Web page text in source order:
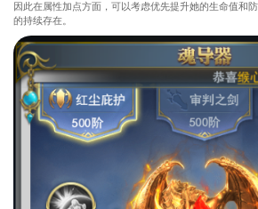
因此在属性加点方面，可以考虑优先提升她的生命值和
的持续存在。